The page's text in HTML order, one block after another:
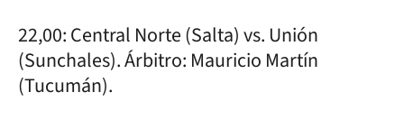
22,00: Central Norte (Salta) vs. Unión
(Sunchales). Árbitro: Mauricio Martín
(Tucumán).